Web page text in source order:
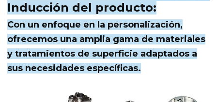
Inducción del producto:
Con un enfoque en la personalización,
ofrecemos una amplia gama de materiales
y tratamientos de superficie adaptados a
sus necesidades específicas.